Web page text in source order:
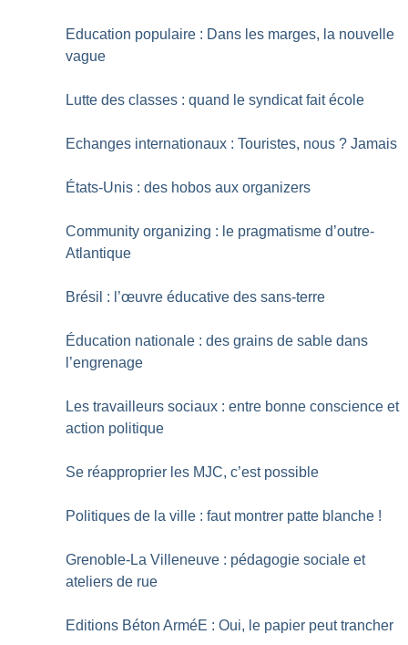
Education populaire : Dans les marges, la nouvelle
vague
Lutte des classes : quand le syndicat fait école
Echanges internationaux : Touristes, nous ? Jamais
États-Unis : des hobos aux organizers
Community organizing : le pragmatisme d’outre-
Atlantique
Brésil : l’œuvre éducative des sans-terre
Éducation nationale : des grains de sable dans
l’engrenage
Les travailleurs sociaux : entre bonne conscience et
action politique
Se réapproprier les MJC, c’est possible
Politiques de la ville : faut montrer patte blanche !
Grenoble-La Villeneuve : pédagogie sociale et
ateliers de rue
Editions Béton ArméE : Oui, le papier peut trancher